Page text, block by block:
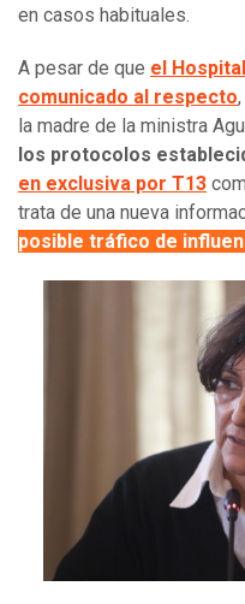
en casos habituales.
A pesar de que el
comunicado al respecto
la madre de la ministra
los protocolos
en exclusiva por T13
trata de una nueva
posible tráfico de